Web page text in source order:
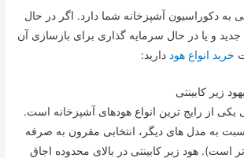
به دکوراسیون آشپزخانه شما دارد. اگر در حال
و یا در حال سرمایه گذاری برای بازسازی آن
خرید انواع هود دارید:
زیر کابینتی
یکی از رایج ترین انواع هودهای آشپزخانه است.
به مدل های دیگر، انتخابی مقرون به صرفه
است). هود زیر کابینتی در بالای محدوده اجاق